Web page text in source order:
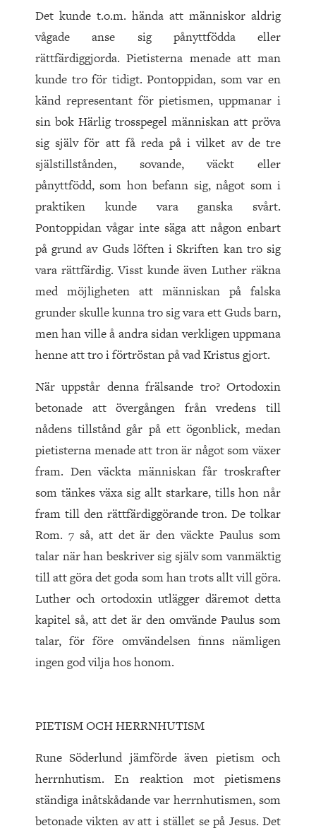
Det kunde t.o.m. hända att människor aldrig
vågade anse sig pånyttfödda eller
rättfärdiggjorda. Pietisterna menade att man
kunde tro för tidigt. Pontoppidan, som var en
känd representant för pietismen, uppmanar i
sin bok Härlig trosspegel människan att pröva
sig själv för att få reda på i vilket av de tre
själstillstånden, sovande, väckt eller
pånyttfödd, som hon befann sig, något som i
praktiken kunde vara ganska svårt.
Pontoppidan vågar inte säga att någon enbart
på grund av Guds löften i Skriften kan tro sig
vara rättfärdig. Visst kunde även Luther räkna
med möjligheten att människan på falska
grunder skulle kunna tro sig vara ett Guds barn,
men han ville å andra sidan verkligen uppmana
henne att tro i förtröstan på vad Kristus gjort.
När uppstår denna frälsande tro? Ortodoxin
betonade att övergången från vredens till
nådens tillstånd går på ett ögonblick, medan
pietisterna menade att tron är något som växer
fram. Den väckta människan får troskrafter
som tänkes växa sig allt starkare, tills hon når
fram till den rättfärdiggörande tron. De tolkar
Rom. 7 så, att det är den väckte Paulus som
talar när han beskriver sig själv som vanmäktig
till att göra det goda som han trots allt vill göra.
Luther och ortodoxin utlägger däremot detta
kapitel så, att det är den omvände Paulus som
talar, för före omvändelsen finns nämligen
ingen god vilja hos honom.
PIETISM OCH HERRNHUTISM
Rune Söderlund jämförde även pietism och
herrnhutism. En reaktion mot pietismens
ständiga inåtskådande var herrnhutismen, som
betonade vikten av att i stället se på Jesus. Det